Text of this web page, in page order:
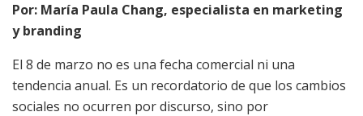
Por: María Paula Chang, especialista en marketing
y branding
El 8 de marzo no es una fecha comercial ni una
tendencia anual. Es un recordatorio de que los cambios
sociales no ocurren por discurso, sino por